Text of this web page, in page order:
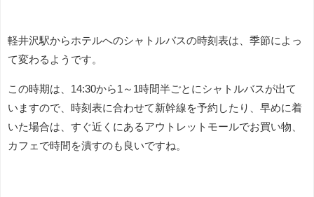
軽井沢駅からホテルへのシャトルバスの時刻表は、季節によっ
て変わるようです。
この時期は、14:30から1～1時間半ごとにシャトルバスが出て
いますので、時刻表に合わせて新幹線を予約したり、早めに着
いた場合は、すぐ近くにあるアウトレットモールでお買い物、
カフェで時間を潰すのも良いですね。